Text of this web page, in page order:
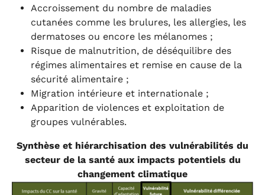
Accroissement du nombre de maladies
cutanées comme les brulures, les allergies, les
dermatoses ou encore les mélanomes ;
Risque de malnutrition, de déséquilibre des
régimes alimentaires et remise en cause de la
sécurité alimentaire ;
Migration intérieure et internationale ;
Apparition de violences et exploitation de
groupes vulnérables.
Synthèse et hiérarchisation des vulnérabilités du
secteur de la santé aux impacts potentiels du
changement climatique